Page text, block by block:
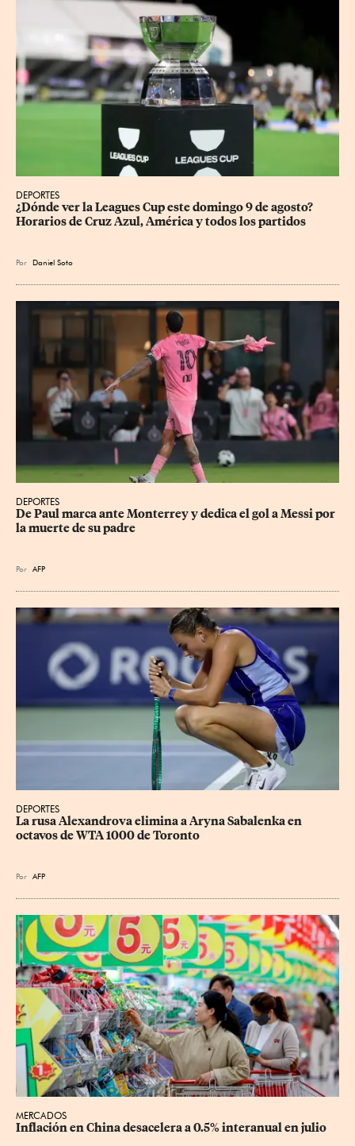
DEPORTES
¿Dónde ver la Leagues Cup este domingo 9 de agosto?
Horarios de Cruz Azul, América y todos los partidos
Por Daniel Soto
DEPORTES
De Paul marca ante Monterrey y dedica el gol a Messi por
la muerte de su padre
Por AFP
DEPORTES
La rusa Alexandrova elimina a Aryna Sabalenka en
octavos de WTA 1000 de Toronto
Por AFP
MERCADOS
Inflación en China desacelera a 0.5% interanual en julio